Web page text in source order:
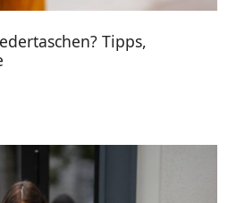
Tipps,